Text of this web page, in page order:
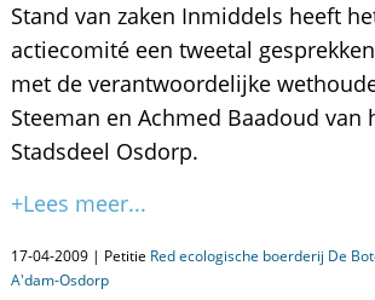
Stand van zaken Inmiddels heeft
actiecomité een tweetal
met de verantwoordelijke
Steeman en Achmed Baadoud van
Stadsdeel Osdorp.
+Lees meer...
17-04-2009 | Petitie Red ecologische boerderij De
A'dam-Osdorp